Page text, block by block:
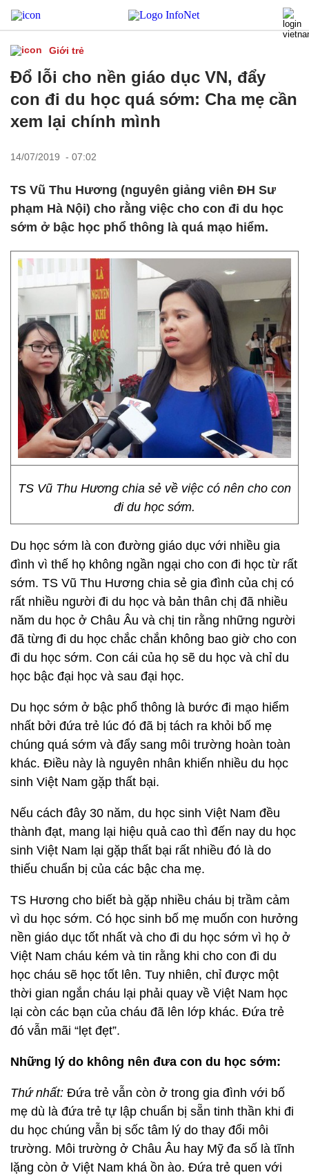
Giới trẻ
Đổ lỗi cho nền giáo dục VN, đẩy
con đi du học quá sớm: Cha mẹ cần
xem lại chính mình
14/07/2019 - 07:02
TS Vũ Thu Hương (nguyên giảng viên ĐH Sư
phạm Hà Nội) cho rằng việc cho con đi du học
sớm ở bậc học phổ thông là quá mạo hiểm.
TS Vũ Thu Hương chia sẻ về việc có nên cho con
đi du học sớm.
Du học sớm là con đường giáo dục với nhiều gia
đình vì thế họ không ngần ngại cho con đi học từ rất
sớm. TS Vũ Thu Hương chia sẻ gia đình của chị có
rất nhiều người đi du học và bản thân chị đã nhiều
năm du học ở Châu Âu và chị tin rằng những người
đã từng đi du học chắc chắn không bao giờ cho con
đi du học sớm. Con cái của họ sẽ du học và chỉ du
học bậc đại học và sau đại học.
Du học sớm ở bậc phổ thông là bước đi mạo hiểm
nhất bởi đứa trẻ lúc đó đã bị tách ra khỏi bố mẹ
chúng quá sớm và đẩy sang môi trường hoàn toàn
khác. Điều này là nguyên nhân khiến nhiều du học
sinh Việt Nam gặp thất bại.
Nếu cách đây 30 năm, du học sinh Việt Nam đều
thành đạt, mang lại hiệu quả cao thì đến nay du học
sinh Việt Nam lại gặp thất bại rất nhiều đó là do
thiếu chuẩn bị của các bậc cha mẹ.
TS Hương cho biết bà gặp nhiều cháu bị trầm cảm
vì du học sớm. Có học sinh bố mẹ muốn con hưởng
nền giáo dục tốt nhất và cho đi du học sớm vì họ ở
Việt Nam cháu kém và tin rằng khi cho con đi du
học cháu sẽ học tốt lên. Tuy nhiên, chỉ được một
thời gian ngắn cháu lại phải quay về Việt Nam học
lại còn các bạn của cháu đã lên lớp khác. Đứa trẻ
đó vẫn mãi “lẹt đẹt”.
Những lý do không nên đưa con du học sớm:
Thứ nhất: Đứa trẻ vẫn còn ở trong gia đình với bố
mẹ dù là đứa trẻ tự lập chuẩn bị sẵn tinh thần khi đi
du học chúng vẫn bị sốc tâm lý do thay đổi môi
trường. Môi trường ở Châu Âu hay Mỹ đa số là tĩnh
lặng còn ở Việt Nam khá ồn ào. Đứa trẻ quen với